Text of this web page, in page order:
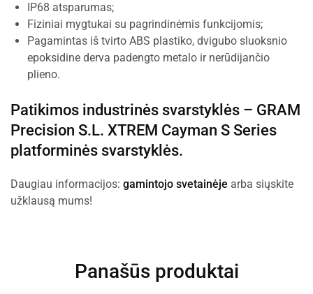
IP68 atsparumas;
Fiziniai mygtukai su pagrindinėmis funkcijomis;
Pagamintas iš tvirto ABS plastiko, dvigubo sluoksnio
epoksidine derva padengto metalo ir nerūdijančio
plieno.
Patikimos industrinės svarstyklės – GRAM
Precision S.L. XTREM Cayman S Series
platforminės svarstyklės.
Daugiau informacijos: gamintojo svetainėje arba siųskite
užklausą mums!
Panašūs produktai